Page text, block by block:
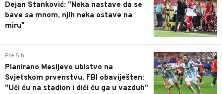
Dejan Stanković: "Neka nastave da se
bave sa mnom, njih neka ostave na
miru"
0
Pre 5 h
Planirano Mesijevo ubistvo na
Svjetskom prvenstvu, FBI obaviješten:
"Ući ću na stadion i dići ću ga u vazduh"